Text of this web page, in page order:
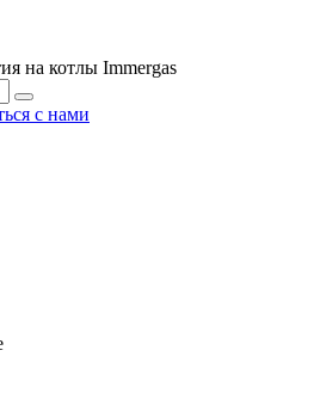
на котлы Immergas
с нами